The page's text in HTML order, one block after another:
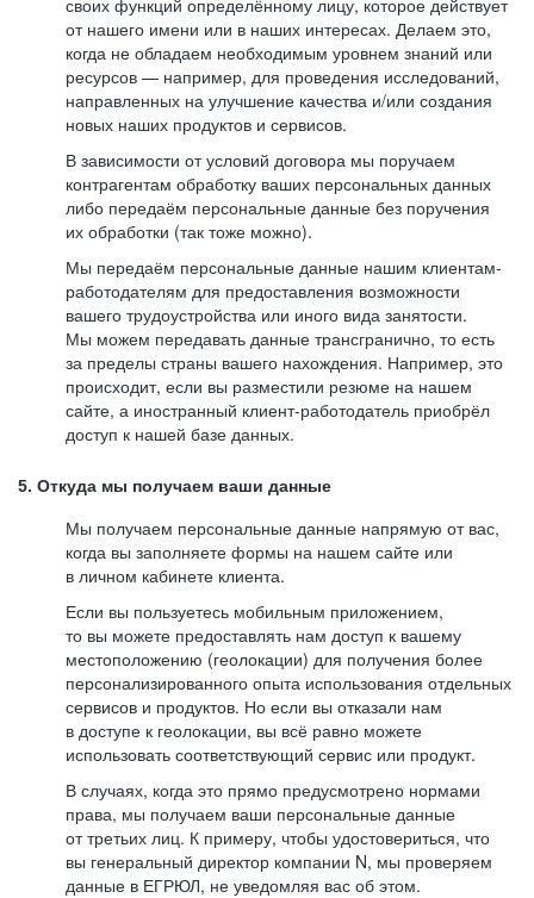
своих функций определённому лицу, которое действует
от нашего имени или в наших интересах. Делаем это,
когда не обладаем необходимым уровнем знаний или
ресурсов — например, для проведения исследований,
направленных на улучшение качества и/или создания
новых наших продуктов и сервисов.
В зависимости от условий договора мы поручаем
контрагентам обработку ваших персональных данных
либо передаём персональные данные без поручения
их обработки (так тоже можно).
Мы передаём персональные данные нашим клиентам-
работодателям для предоставления возможности
вашего трудоустройства или иного вида занятости.
Мы можем передавать данные трансгранично, то есть
за пределы страны вашего нахождения. Например, это
происходит, если вы разместили резюме на нашем
сайте, а иностранный клиент-работодатель приобрёл
доступ к нашей базе данных.
5. Откуда мы получаем ваши данные
Мы получаем персональные данные напрямую от вас,
когда вы заполняете формы на нашем сайте или
в личном кабинете клиента.
Если вы пользуетесь мобильным приложением,
то вы можете предоставлять нам доступ к вашему
местоположению (геолокации) для получения более
персонализированного опыта использования отдельных
сервисов и продуктов. Но если вы отказали нам
в доступе к геолокации, вы всё равно можете
использовать соответствующий сервис или продукт.
В случаях, когда это прямо предусмотрено нормами
права, мы получаем ваши персональные данные
от третьих лиц. К примеру, чтобы удостовериться, что
вы генеральный директор компании N, мы проверяем
данные в ЕГРЮЛ, не уведомляя вас об этом.